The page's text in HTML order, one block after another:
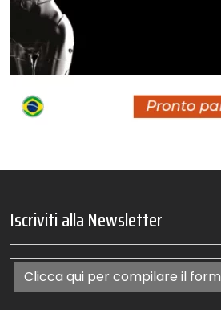
Iscriviti alla Newsletter
Clicca qui per compilare il form